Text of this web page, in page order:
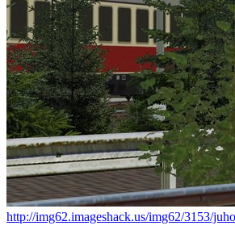
http://img62.imageshack.us/img62/3153/